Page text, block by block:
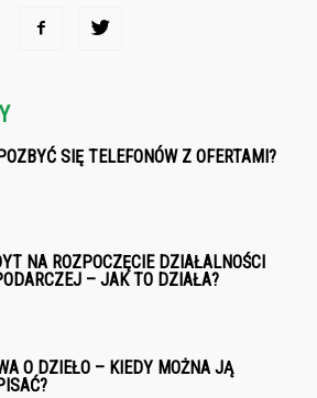
SIĘ TELEFONÓW Z OFERTAMI?
NA ROZPOCZĘCIE DZIAŁALNOŚCI
– JAK TO DZIAŁA?
O DZIEŁO – KIEDY MOŻNA JĄ